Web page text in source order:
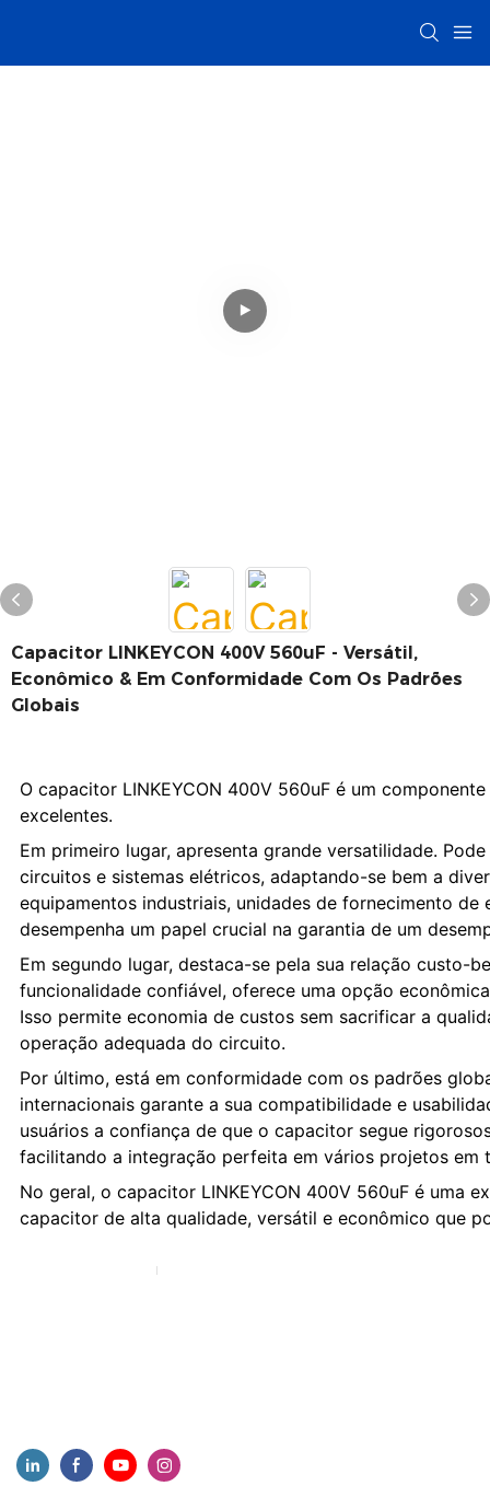
Capacitor LINKEYCON 400V 560uF - Versátil,
Econômico & Em Conformidade Com Os Padrões
Globais
O capacitor LINKEYCON 400V 560uF é um
excelentes.
Em primeiro lugar, apresenta grande versatilidade.
circuitos e sistemas elétricos, adaptando-se bem a
equipamentos industriais, unidades de fornecimento
desempenha um papel crucial na garantia de um
Em segundo lugar, destaca-se pela sua relação custo-
funcionalidade confiável, oferece uma opção
Isso permite economia de custos sem sacrificar a
operação adequada do circuito.
Por último, está em conformidade com os padrões
internacionais garante a sua compatibilidade e
usuários a confiança de que o capacitor segue
facilitando a integração perfeita em vários projetos em
No geral, o capacitor LINKEYCON 400V 560uF é uma
capacitor de alta qualidade, versátil e econômico que